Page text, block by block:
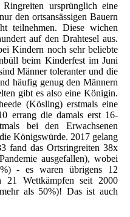
ursprünglich eine
den ortsansässigen Bauern
teilnehmen. Diese wichen
auf den Drahtesel aus.
Kindern noch sehr beliebte
beim Kinderfest im Juni
Männer toleranter und die
häufig genug den Männern
gibt es also eine Königin.
(Kösling) erstmals eine
errang die damals erst 16-
bei den Erwachsenen
Königswürde. 2017 gelang
fand das Ortsringreiten 38x
ausgefallen), wobei
- es waren übrigens 12
21 Wettkämpfen seit 2000
als 50%)! Das ist auch